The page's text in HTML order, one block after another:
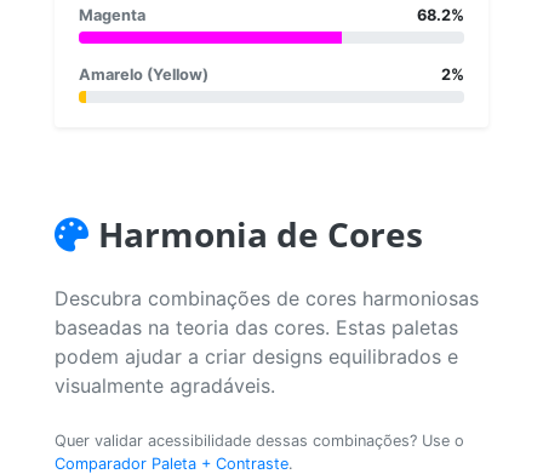
Magenta 68.2%
Amarelo (Yellow) 2%
Harmonia de Cores
Descubra combinações de cores harmoniosas
baseadas na teoria das cores. Estas paletas
podem ajudar a criar designs equilibrados e
visualmente agradáveis.
Quer validar acessibilidade dessas combinações? Use o
Comparador Paleta + Contraste.